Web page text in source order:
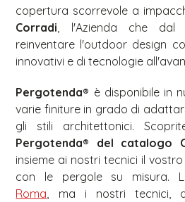
copertura scorrevole a
Corradi , l'Azienda che
reinventare l'outdoor design
innovativi e di tecnologie
Pergotenda® è disponibile in
varie finiture in grado di
gli stili architettonici.
Pergotenda® del catalogo
insieme ai nostri tecnici il
con le pergole su misura.
Roma , ma i nostri tecnici,